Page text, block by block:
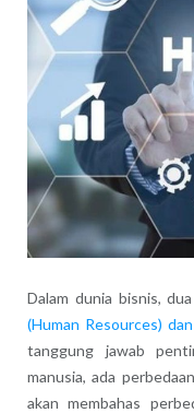
Dalam dunia bisnis,
(Human Resources)
tanggung jawab
manusia, ada
akan membahas